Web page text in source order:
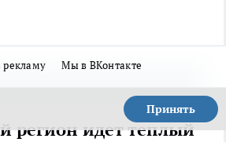
рекламу Мы в ВКонтакте
Принять
регион идет теплый